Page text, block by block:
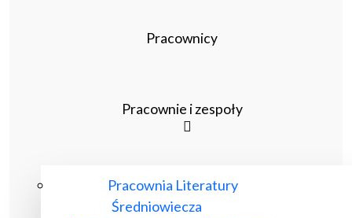
Pracownicy
Pracownie i zespoły
Pracownia Literatury
Średniowiecza